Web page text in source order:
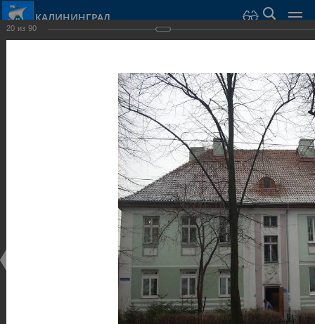
КАЛИНИНГРАД
20 из 90